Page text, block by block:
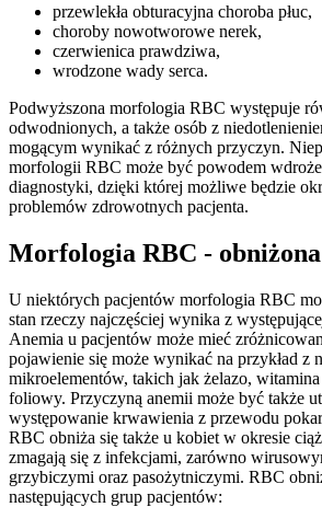
przewlekła obturacyjna choroba płuc,
choroby nowotworowe nerek,
czerwienica prawdziwa,
wrodzone wady serca.
Podwyższona morfologia RBC występuje
odwodnionych, a także osób z
mogącym wynikać z różnych przyczyn.
morfologii RBC może być powodem
diagnostyki, dzięki której możliwe będzie
problemów zdrowotnych pacjenta.
Morfologia RBC - obniżona
U niektórych pacjentów morfologia RBC
stan rzeczy najczęściej wynika z
Anemia u pacjentów może mieć
pojawienie się może wynikać na przykład z
mikroelementów, takich jak żelazo,
foliowy. Przyczyną anemii może być także
występowanie krwawienia z przewodu
RBC obniża się także u kobiet w okresie
zmagają się z infekcjami, zarówno
grzybiczymi oraz pasożytniczymi. RBC
następujących grup pacjentów: